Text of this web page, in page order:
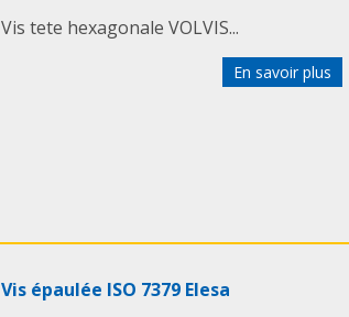
Vis tete hexagonale VOLVIS...
En savoir plus
Vis épaulée ISO 7379 Elesa